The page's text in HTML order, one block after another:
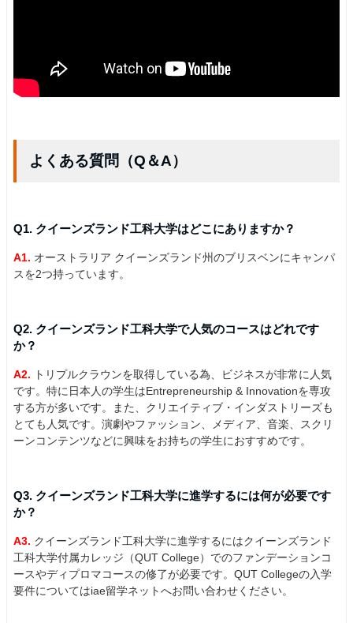
よくある質問（Q＆A）
Q1. クイーンズランド工科大学はどこにありますか？
A1. オーストラリア クイーンズランド州のブリスベンにキャンパ
スを2つ持っています。
Q2. クイーンズランド工科大学で人気のコースはどれです
か？
A2. トリプルクラウンを取得している為、ビジネスが非常に人気
です。特に日本人の学生はEntrepreneurship & Innovationを専攻
する方が多いです。また、クリエイティブ・インダストリーズも
とても人気です。演劇やファッション、メディア、音楽、スクリ
ーンコンテンツなどに興味をお持ちの学生におすすめです。
Q3. クイーンズランド工科大学に進学するには何が必要です
か？
A3. クイーンズランド工科大学に進学するにはクイーンズランド
工科大学付属カレッジ（QUT College）でのファンデーションコ
ースやディプロマコースの修了が必要です。QUT Collegeの入学
要件についてはiae留学ネットへお問い合わせください。